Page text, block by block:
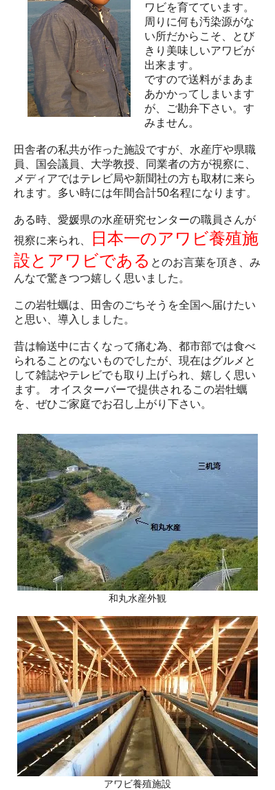
ワビを育てています。
周りに何も汚染源がな
い所だからこそ、とび
きり美味しいアワビが
出来ます。
ですので送料がまあま
あかかってしまいます
が、ご勘弁下さい。す
みません。
田舎者の私共が作った施設ですが、水産庁や県職
員、国会議員、大学教授、同業者の方が視察に、
メディアではテレビ局や新聞社の方も取材に来ら
れます。多い時には年間合計50名程になります。
ある時、愛媛県の水産研究センターの職員さんが
視察に来られ、
日本一のアワビ養殖施
設とアワビである とのお言葉を頂き、み
んなで驚きつつ嬉しく思いました。
この岩牡蠣は、田舎のごちそうを全国へ届けたい
と思い、導入しました。
昔は輸送中に古くなって痛む為、都市部では食べ
られることのないものでしたが、現在はグルメと
して雑誌やテレビでも取り上げられ、嬉しく思い
ます。 オイスターバーで提供されるこの岩牡蠣
を、ぜひご家庭でお召し上がり下さい。
和丸水産外観
アワビ養殖施設